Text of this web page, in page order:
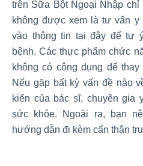
trên Sữa Bột Ngoại Nhập chỉ
không được xem là tư vấn y
vào thông tin tại đây để tự
bệnh. Các thực phẩm chức
không có công dụng để
Nếu gặp bất kỳ vấn đề nào
kiến của bác sĩ, chuyên gia
sức khỏe. Ngoài ra, bạn
hướng dẫn đi kèm cẩn thận